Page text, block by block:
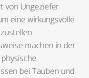
von Ungeziefer
eine wirkungsvolle
machen in der
bei Tauben und